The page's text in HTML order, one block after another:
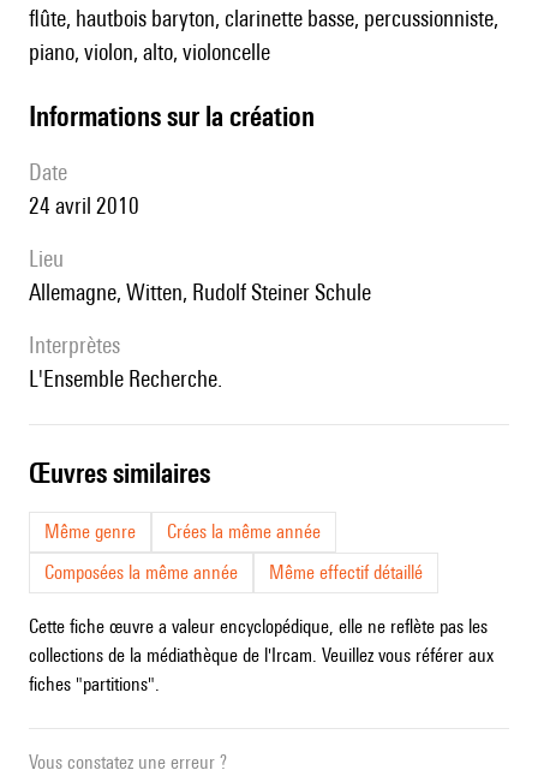
flûte, hautbois baryton, clarinette basse, percussionniste,
piano, violon, alto, violoncelle
informations sur la création
date
24 avril 2010
lieu
Allemagne, Witten, Rudolf Steiner Schule
interprètes
l'Ensemble Recherche.
œuvres similaires
Même genre
Crées la même année
Composées la même année
Même effectif détaillé
Cette fiche œuvre a valeur encyclopédique, elle ne reflète pas les
collections de la médiathèque de l'Ircam. Veuillez vous référer aux
fiches "partitions".
Vous constatez une erreur ?